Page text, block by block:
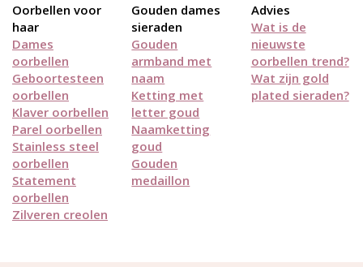
Oorbellen voor
haar
Dames
oorbellen
Geboortesteen
oorbellen
Klaver oorbellen
Parel oorbellen
Stainless steel
oorbellen
Statement
oorbellen
Zilveren creolen
Gouden dames
sieraden
Gouden
armband met
naam
Ketting met
letter goud
Naamketting
goud
Gouden
medaillon
Advies
Wat is de
nieuwste
oorbellen trend?
Wat zijn gold
plated sieraden?